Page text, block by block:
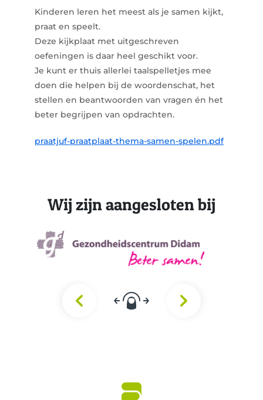
Kinderen leren het meest als je samen kijkt,
praat en speelt.
Deze kijkplaat met uitgeschreven
oefeningen is daar heel geschikt voor.
Je kunt er thuis allerlei taalspelletjes mee
doen die helpen bij de woordenschat, het
stellen en beantwoorden van vragen én het
beter begrijpen van opdrachten.
praatjuf-praatplaat-thema-samen-spelen.pdf
Wij zijn aangesloten bij